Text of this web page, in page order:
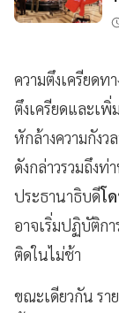
ความตึงเครียดท
ตึงเครียดและเพิ่
หักล้างความกัง
ดังกล่าวรวมถึงท่
ประธานาธิบดีโ
อาจเริ่มปฏิบัติก
ติดในไม่ช้า
ขณะเดียวกัน รา